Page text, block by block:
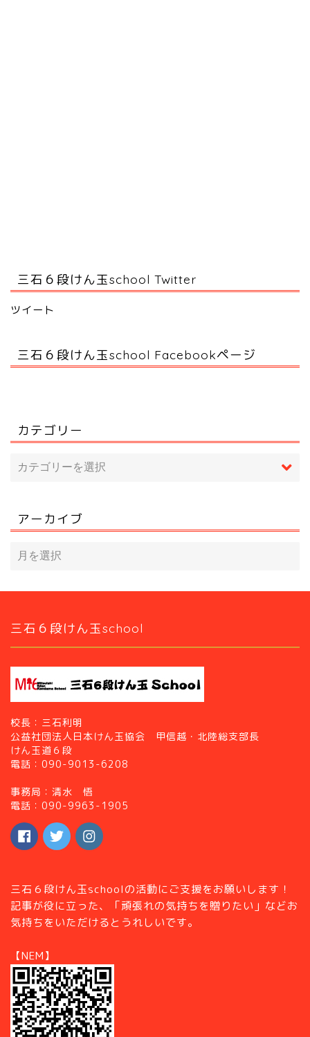
三石６段けん玉school Twitter
ツイート
三石６段けん玉school Facebookページ
カテゴリー
アーカイブ
三石６段けん玉school
校長：三石利明
公益社団法人日本けん玉協会 甲信越・北陸総支部長
けん玉道６段
電話：090-9013-6208
事務局：清水 悟
電話：090-9963-1905
三石６段けん玉schoolの活動にご支援をお願いします！
記事が役に立った、「頑張れの気持ちを贈りたい」などお
気持ちをいただけるとうれしいです。
【NEM】